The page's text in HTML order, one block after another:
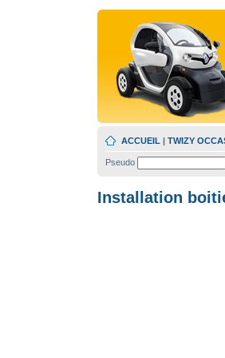
ACCUEIL | TWIZY
Pseudo
Installation